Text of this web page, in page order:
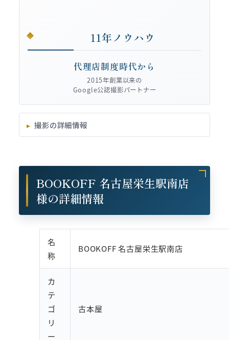
11年ノウハウ
代理店制度時代から
2015年創業以来の
Google公認撮影パートナー
撮影の詳細情報
BOOKOFF 名古屋栄生駅南店
様の詳細情報
名
称
BOOKOFF 名古屋栄生駅南店
カ
テ
ゴ
リ
ー
古本屋